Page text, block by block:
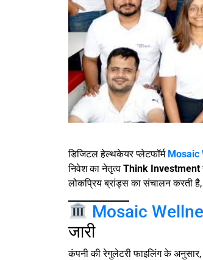
डिजिटल हेल्थकेयर प्लेटफॉर्म Mosaic
निवेश का नेतृत्व Think Investment
लोकप्रिय ब्रांड्स का संचालन करती
Mosaic
जारी
कंपनी की रेगुलेटरी फाइलिंग के अनुसार,